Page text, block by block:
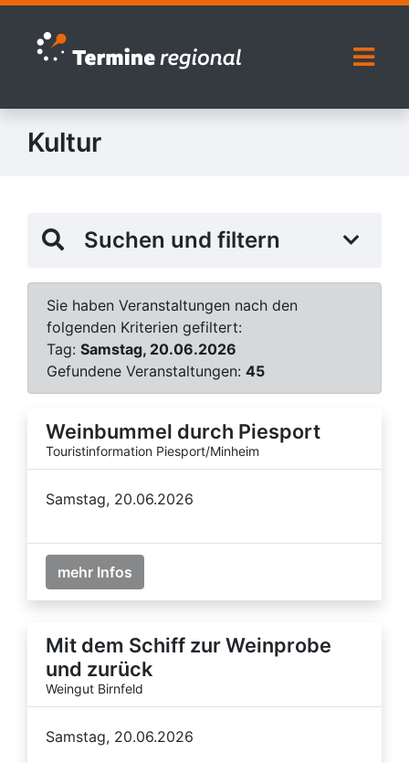
Zur Navigation springen
Zum Inhalt springen
Kultur
Suchen und filtern
Sie haben Veranstaltungen nach den
folgenden Kriterien gefiltert:
Tag: Samstag, 20.06.2026
Gefundene Veranstaltungen: 45
Weinbummel durch Piesport
Touristinformation Piesport/Minheim
Samstag, 20.06.2026
mehr Infos
Mit dem Schiff zur Weinprobe
und zurück
Weingut Birnfeld
Samstag, 20.06.2026